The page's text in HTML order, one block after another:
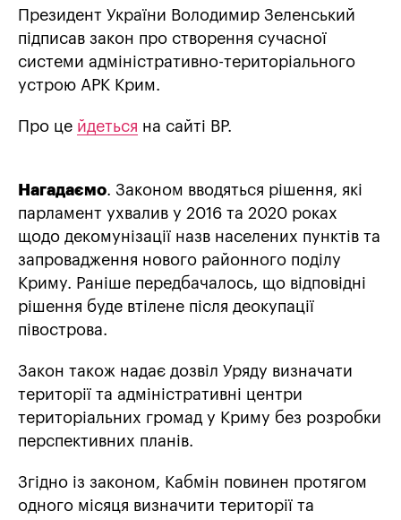
Президент України Володимир Зеленський
підписав закон про cтворення сучасної
системи адміністративно-територіального
устрою АРК Крим.
Про це йдеться на сайті ВР.
Нагадаємо. Законом вводяться рішення, які
парламент ухвалив у 2016 та 2020 роках
щодо декомунізації назв населених пунктів та
запровадження нового районного поділу
Криму. Раніше передбачалось, що відповідні
рішення буде втілене після деокупації
півострова.
Закон також надає дозвіл Уряду визначати
території та адміністративні центри
територіальних громад у Криму без розробки
перспективних планів.
Згідно із законом, Кабмін повинен протягом
одного місяця визначити території та